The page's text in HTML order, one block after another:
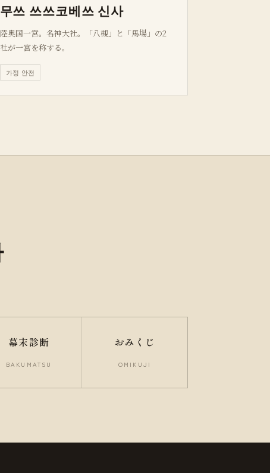
무쓰 쓰쓰코베쓰 신사
陸奥国一宮。名神大社。「八槻」と「馬場」の2
社が一宮を称する。
가정 안전
幕末診断
BAKUMATSU
おみくじ
OMIKUJI